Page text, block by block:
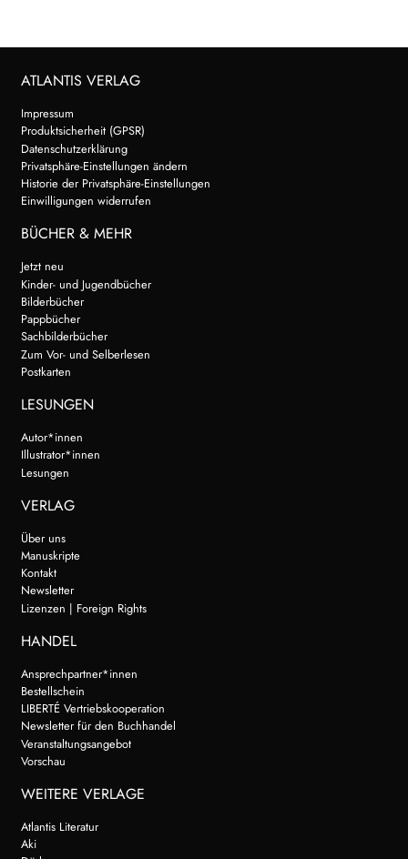
ATLANTIS VERLAG
Impressum
Produktsicherheit (GPSR)
Datenschutzerklärung
Privatsphäre-Einstellungen ändern
Historie der Privatsphäre-Einstellungen
Einwilligungen widerrufen
BÜCHER & MEHR
Jetzt neu
Kinder- und Jugendbücher
Bilderbücher
Pappbücher
Sachbilderbücher
Zum Vor- und Selberlesen
Postkarten
LESUNGEN
Autor*innen
Illustrator*innen
Lesungen
VERLAG
Über uns
Manuskripte
Kontakt
Newsletter
Lizenzen | Foreign Rights
HANDEL
Ansprechpartner*innen
Bestellschein
LIBERTÉ Vertriebskooperation
Newsletter für den Buchhandel
Veranstaltungsangebot
Vorschau
WEITERE VERLAGE
Atlantis Literatur
Aki